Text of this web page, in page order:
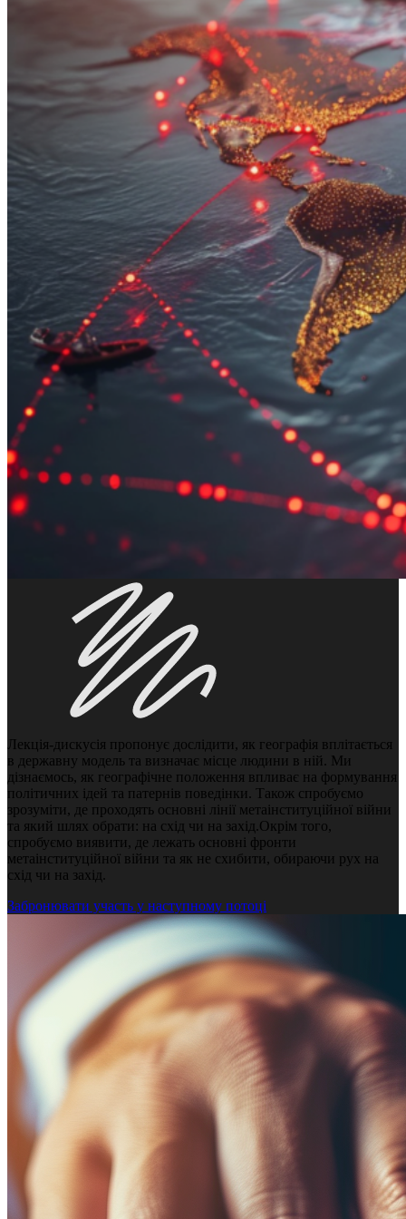
Лекція-дискусія пропонує дослідити, як географія вплітається
в державну модель та визначає місце людини в ній. Ми
дізнаємось, як географічне положення впливає на формування
політичних ідей та патернів поведінки. Також спробуємо
зрозуміти, де проходять основні лінії метаінституційної війни
та який шлях обрати: на схід чи на захід.Окрім того,
спробуємо виявити, де лежать основні фронти
метаінституційної війни та як не схибити, обираючи рух на
схід чи на захід.
Забронювати участь у наступному потоці